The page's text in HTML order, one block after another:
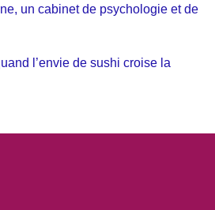
un cabinet de psychologie et de
l’envie de sushi croise la